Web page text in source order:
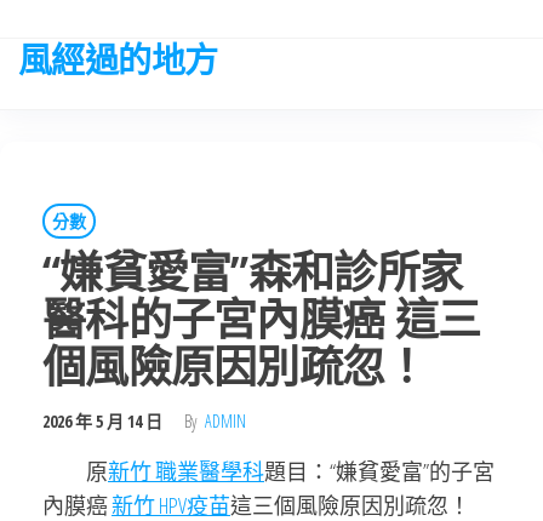
the
風經過的地方
分數
“嫌貧愛富”森和診所家
醫科的子宮內膜癌 這三
個風險原因別疏忽！
2026 年 5 月 14 日 By ADMIN
原新竹 職業醫學科題目：“嫌貧愛富”的子宮
內膜癌新竹 HPV疫苗這三個風險原因別疏忽！